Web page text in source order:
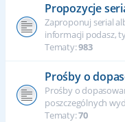
Propozycje
Zaproponuj serial
informacji podasz,
Tematy:983
Prośby o
Prośby o
poszczególnych
Tematy:70